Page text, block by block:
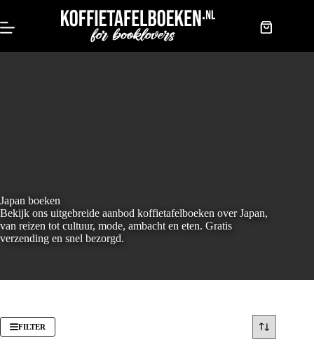
artikel
Japan boeken
Bekijk ons uitgebreide aanbod koffietafelboeken over Japan,
van reizen tot cultuur, mode, ambacht en eten. Gratis
verzending en snel bezorgd.
FILTER